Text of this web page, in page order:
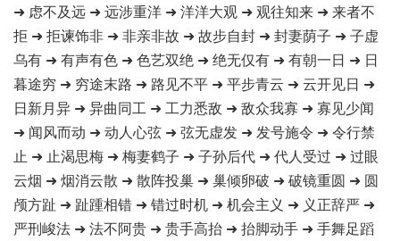
➜ 虑不及远 ➜ 远涉重洋 ➜ 洋洋大观 ➜ 观往知来 ➜ 来者不
拒 ➜ 拒谏饰非 ➜ 非亲非故 ➜ 故步自封 ➜ 封妻荫子 ➜ 子虚
乌有 ➜ 有声有色 ➜ 色艺双绝 ➜ 绝无仅有 ➜ 有朝一日 ➜ 日
暮途穷 ➜ 穷途末路 ➜ 路见不平 ➜ 平步青云 ➜ 云开见日 ➜
日新月异 ➜ 异曲同工 ➜ 工力悉敌 ➜ 敌众我寡 ➜ 寡见少闻
➜ 闻风而动 ➜ 动人心弦 ➜ 弦无虚发 ➜ 发号施令 ➜ 令行禁
止 ➜ 止渴思梅 ➜ 梅妻鹤子 ➜ 子孙后代 ➜ 代人受过 ➜ 过眼
云烟 ➜ 烟消云散 ➜ 散阵投巢 ➜ 巢倾卵破 ➜ 破镜重圆 ➜ 圆
颅方趾 ➜ 趾踵相错 ➜ 错过时机 ➜ 机会主义 ➜ 义正辞严 ➜
严刑峻法 ➜ 法不阿贵 ➜ 贵手高抬 ➜ 抬脚动手 ➜ 手舞足蹈